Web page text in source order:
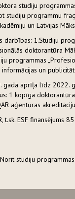
studiju
studiju programmu
un Latvijas
1.Studiju
doktorantūra
programmas
un
gada aprīļa līdz 2022.
1 kopīga
aģentūras
ESF finansējums
studiju